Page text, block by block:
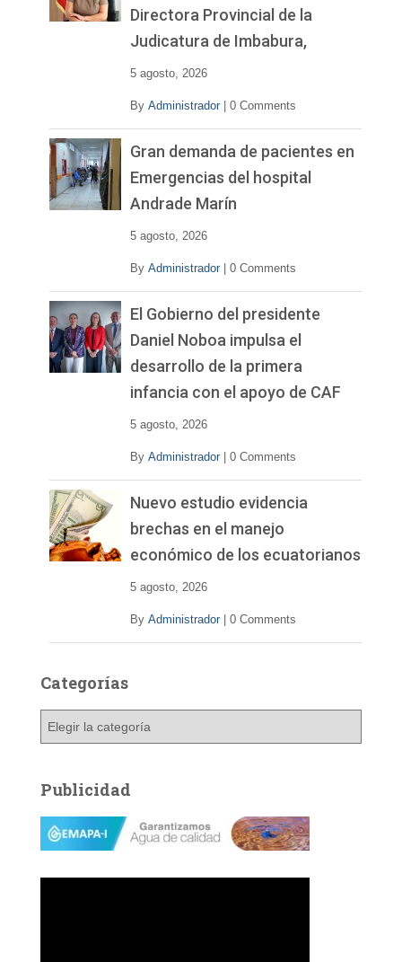
Directora Provincial de la
Judicatura de Imbabura,
5 agosto, 2026
By Administrador 0 Comments
Gran demanda de pacientes en
Emergencias del hospital
Andrade Marín
5 agosto, 2026
By Administrador 0 Comments
El Gobierno del presidente
Daniel Noboa impulsa el
desarrollo de la primera
infancia con el apoyo de CAF
5 agosto, 2026
By Administrador 0 Comments
Nuevo estudio evidencia
brechas en el manejo
económico de los ecuatorianos
5 agosto, 2026
By Administrador 0 Comments
Categorías
g
o
a
Publicidad